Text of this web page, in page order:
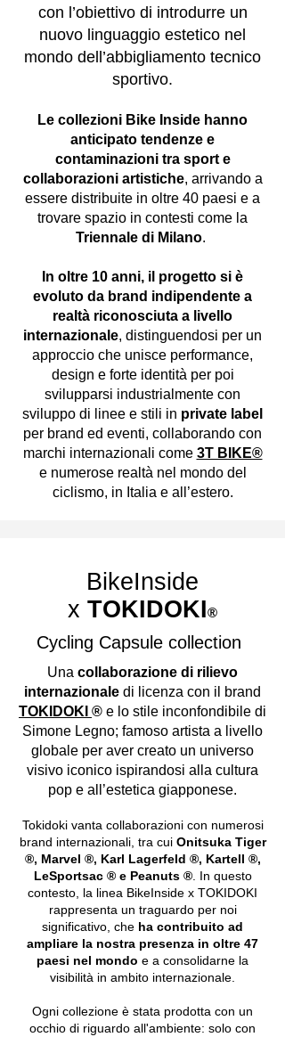
con l’obiettivo di introdurre un
nuovo linguaggio estetico nel
mondo dell’abbigliamento tecnico
sportivo.
Le collezioni Bike Inside hanno
anticipato tendenze e
contaminazioni tra sport e
collaborazioni artistiche, arrivando a
essere distribuite in oltre 40 paesi e a
trovare spazio in contesti come la
Triennale di Milano.
In oltre 10 anni, il progetto si è
evoluto da brand indipendente a
realtà riconosciuta a livello
internazionale, distinguendosi per un
approccio che unisce performance,
design e forte identità per poi
svilupparsi industrialmente con
sviluppo di linee e stili in private label
per brand ed eventi, collaborando con
marchi internazionali come 3T BIKE®
e numerose realtà nel mondo del
ciclismo, in Italia e all’estero.
BikeInside
x TOKIDOKI®
Cycling Capsule collection
Una collaborazione di rilievo
internazionale di licenza con il brand
TOKIDOKI ® e lo stile inconfondibile di
Simone Legno; famoso artista a livello
globale per aver creato un universo
visivo iconico ispirandosi alla cultura
pop e all’estetica giapponese.
Tokidoki vanta collaborazioni con numerosi
brand internazionali, tra cui Onitsuka Tiger
®, Marvel ®, Karl Lagerfeld ®, Kartell ®,
LeSportsac ® e Peanuts ®. In questo
contesto, la linea BikeInside x TOKIDOKI
rappresenta un traguardo per noi
significativo, che ha contribuito ad
ampliare la nostra presenza in oltre 47
paesi nel mondo e a consolidarne la
visibilità in ambito internazionale.
Ogni collezione è stata prodotta con un
occhio di riguardo all'ambiente: solo con